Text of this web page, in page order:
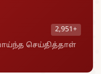
2,951+
செய்தித்தாள்